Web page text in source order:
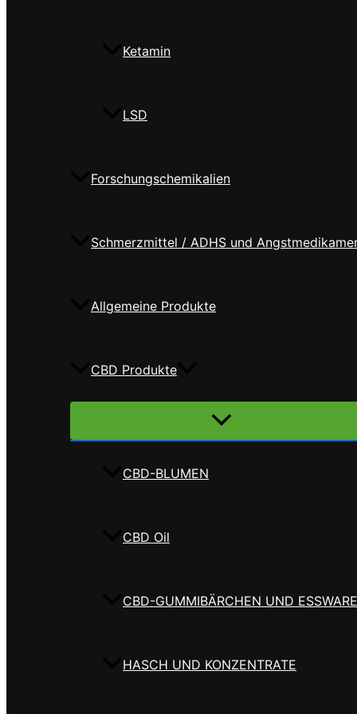
Ketamin
LSD
Forschungschemikalien
Schmerzmittel / ADHS und
Allgemeine Produkte
CBD Produkte
Menü
CBD-BLUMEN
CBD Oil
CBD-GUMMIBÄRCHEN UND
HASCH UND KONZENTRATE